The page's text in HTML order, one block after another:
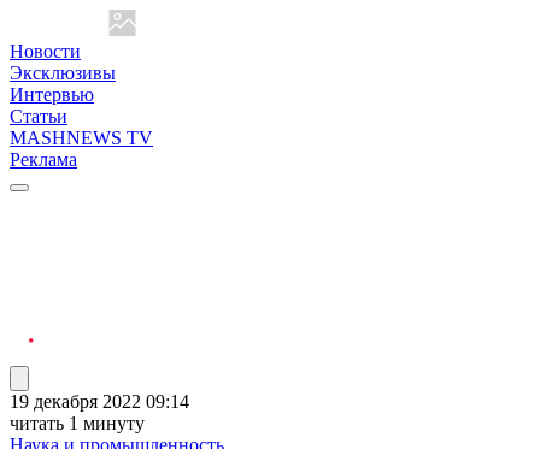
Новости
Эксклюзивы
Интервью
Статьи
MASHNEWS TV
Реклама
19 декабря 2022 09:14
читать 1 минуту
Наука и промышленность